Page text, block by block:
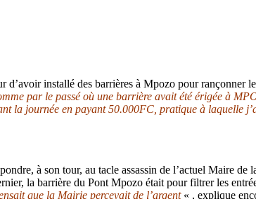
installé des barrières à Mpozo pour rançonner
par le passé où une barrière avait été érigée à
la journée en payant 50.000FC, pratique à laquelle
à son tour, au tacle assassin de l’actuel Maire de
la barrière du Pont Mpozo était pour filtrer les
que la Mairie percevait de l’argent« , explique